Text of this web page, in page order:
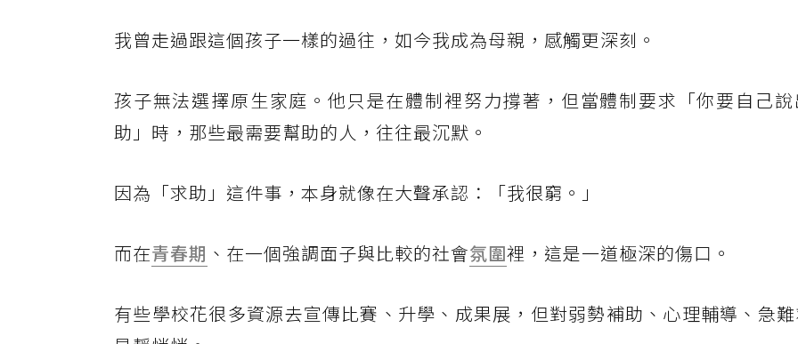
我曾走過跟這個孩子一樣的過往，如今我成為母親，感觸更深刻。
孩子無法選擇原生家庭。他只是在體制裡努力撐著，但當體制要求「你要自己
助」時，那些最需要幫助的人，往往最沉默。
因為「求助」這件事，本身就像在大聲承認：「我很窮。」
而在青春期 、在一個強調面子與比較的社會氛圍裡，這是一道極深的傷口。
有些學校花很多資源去宣傳比賽、升學、成果展，但對弱勢補助、心理輔導、急